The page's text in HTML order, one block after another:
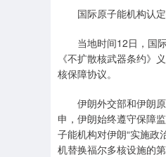
国际原子能机构认定
当地时间12日，国际
《不扩散核武器条约》
核保障协议。
伊朗外交部和伊朗原
申，伊朗始终遵守保障
子能机构对伊朗“实施政
机替换福尔多核设施的